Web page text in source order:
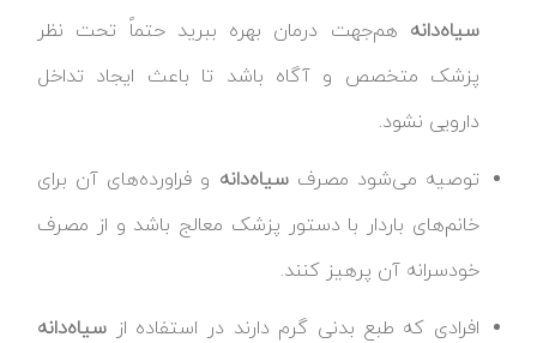
سیاه‌دانه هم‌جهت درمان بهره ببرید حتماً تحت نظر
پزشک متخصص و آگاه باشد تا باعث ایجاد تداخل
دارویی نشود.
توصیه می‌شود مصرفسیاه‌دانه و فراورده‌های آن برای
خانم‌های باردار با دستور پزشک معالج باشد و از مصرف
خودسرانه آن پرهیز کنند.
افرادی که طبع بدنی گرم دارند در استفاده از سیاه‌دانه